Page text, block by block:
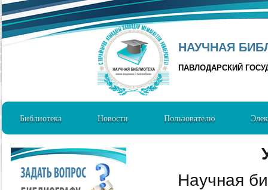
НАУЧНАЯ
ПАВЛОДАРСКИЙ
Библиотека Новости Пользователю
Научная